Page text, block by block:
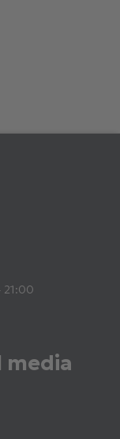
21:00
media